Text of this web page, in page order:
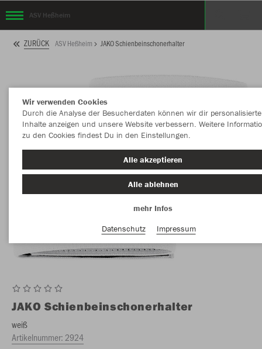
ASV Heßheim
ZURÜCK ASV Heßheim JAKO Schienbeinschonerhalter
JAKO Schienbeinschonerhalter
weiß
Artikelnummer: 2924
Wir verwenden Cookies
Durch die Analyse der Besucherdaten können wir dir personalisierte
Inhalte anzeigen und unsere Website verbessern. Weitere
zu den Cookies findest Du in den Einstellungen.
Alle akzeptieren
Alle ablehnen
mehr Infos
Datenschutz
Impressum